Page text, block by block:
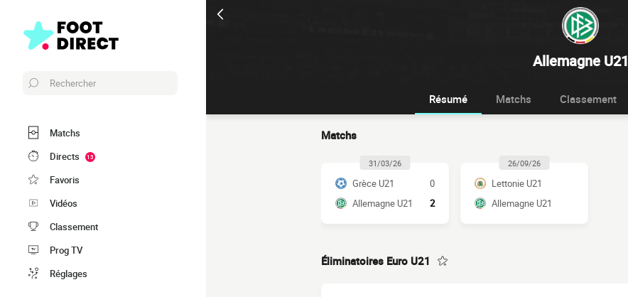
Allemagne U21
Rechercher
Matchs
Directs
13
Favoris
Vidéos
Classement
Prog TV
Réglages
Résumé Matchs Classement
Matchs
31/03/26
Grèce U21
0
Allemagne U21
2
26/09/26
Lettonie U21
Allemagne U21
Éliminatoires Euro U21